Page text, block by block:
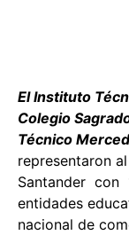
El Instituto
Colegio
Técnico
representaron
Santander con
entidades
nacional de